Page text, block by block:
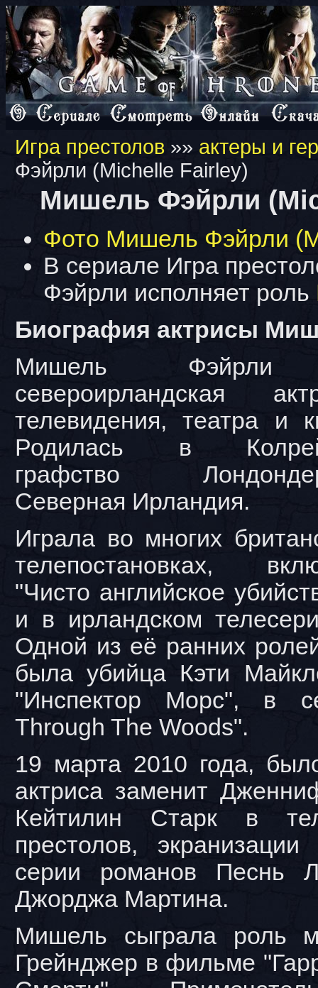
Игра престолов »» актеры и
Фэйрли (Michelle Fairley)
Мишель Фэйрли
Фото Мишель Фэйрли
В сериале Игра
Фэйрли исполняет роль
Биография актрисы
Мишель
североирландская
телевидения, театра и
Родилась в
графство
Северная Ирландия.
Играла во многих
телепостановках,
"Чисто английское
и в ирландском
Одной из её ранних
была убийца Кэти
"Инспектор Морс", в
Through The Woods".
19 марта 2010 года,
актриса заменит
Кейтилин Старк в
престолов,
серии романов Песнь
Джорджа Мартина.
Мишель сыграла роль
Грейнджер в фильме